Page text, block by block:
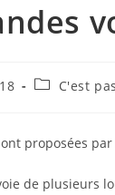
C'est
proposées
de